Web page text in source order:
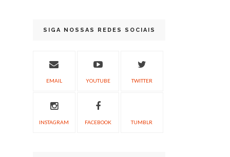
SIGA NOSSAS REDES SOCIAIS
EMAIL YOUTUBE TWITTER
INSTAGRAM FACEBOOK TUMBLR